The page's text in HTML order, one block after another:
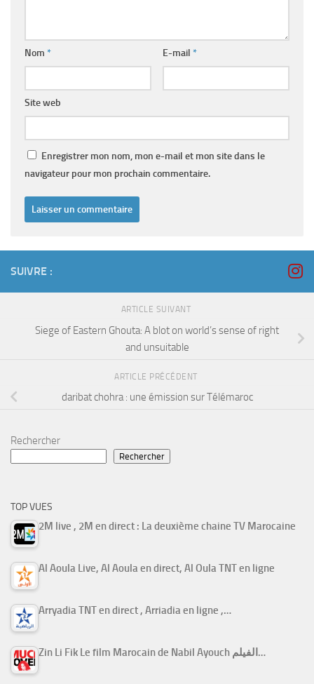
Nom * E-mail *
Site web
Enregistrer mon nom, mon e-mail et mon site dans le
navigateur pour mon prochain commentaire.
SUIVRE :
ARTICLE SUIVANT
Siege of Eastern Ghouta: A blot on world’s sense of right
and unsuitable
ARTICLE PRÉCÉDENT
daribat chohra : une émission sur Télémaroc
Rechercher
Rechercher
TOP VUES
2M live , 2M en direct : La deuxième chaine TV Marocaine
Al Aoula Live, Al Aoula en direct, Al Oula TNT en ligne
Arryadia TNT en direct , Arriadia en ligne ,…
Zin Li Fik Le film Marocain de Nabil Ayouch الفيلم…